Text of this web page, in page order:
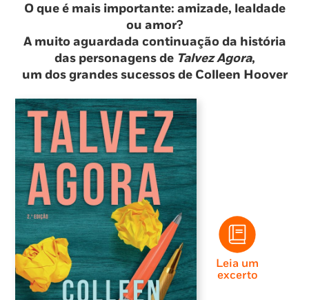
O que é mais importante: amizade, lealdade
ou amor?
A muito aguardada continuação da história
das personagens de Talvez Agora,
um dos grandes sucessos de Colleen Hoover
Leia um
excerto